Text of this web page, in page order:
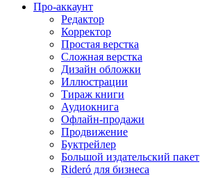
Про-аккаунт
Редактор
Корректор
Простая верстка
Сложная верстка
Дизайн обложки
Иллюстрации
Тираж книги
Аудиокнига
Офлайн-продажи
Продвижение
Буктрейлер
Большой издательский пакет
Rideró для бизнеса